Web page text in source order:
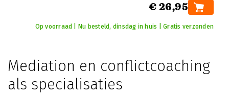
€ 26,95
Op voorraad | Nu besteld, dinsdag in huis | Gratis verzonden
Mediation en conflictcoaching
als specialisaties